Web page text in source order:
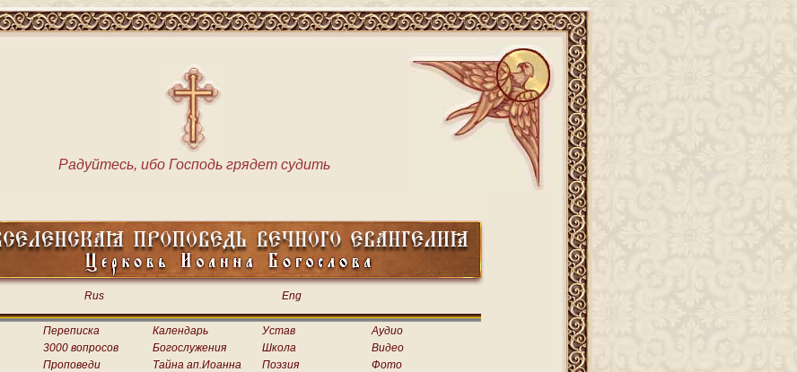
Радуйтесь, ибо Господь грядет судить
Rus Eng
Переписка Календарь Устав
Аудио
3000 вопросов Богослужения Школа
Видео
Проповеди Тайна ап.Иоанна Поэзия
Фото